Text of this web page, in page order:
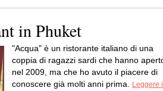
in Phuket
"Acqua" è un ristorante italiano di una
coppia di ragazzi sardi che hanno
nel 2009, ma che ho avuto il piacere di
conoscere già molti anni prima. Leggere